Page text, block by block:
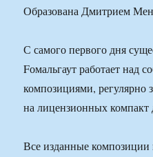
Образована Дмитрием
С самого первого дня
Fомальгаут работает над
композициями, регулярно
на лицензионных компакт
Все изданные композиции